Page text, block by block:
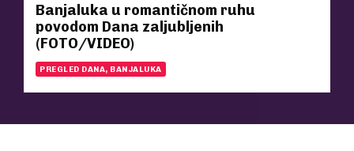
Banjaluka u romantičnom ruhu
povodom Dana zaljubljenih
(FOTO/VIDEO)
PREGLED DANA, BANJALUKA